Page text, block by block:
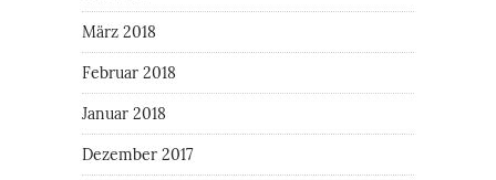
März 2018
Februar 2018
Januar 2018
Dezember 2017